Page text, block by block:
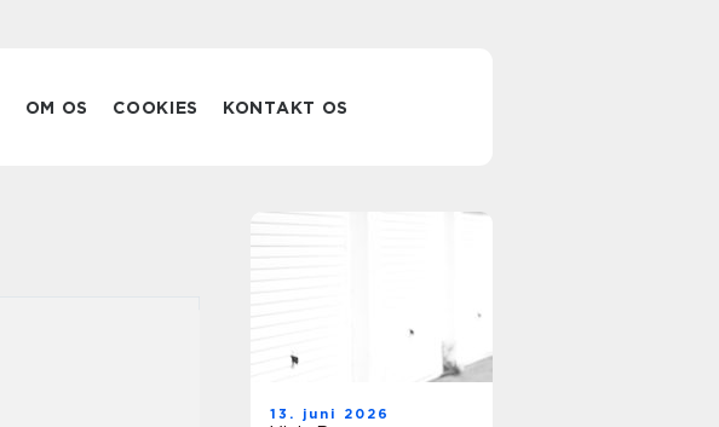
OM OS COOKIES KONTAKT OS
13. juni 2026